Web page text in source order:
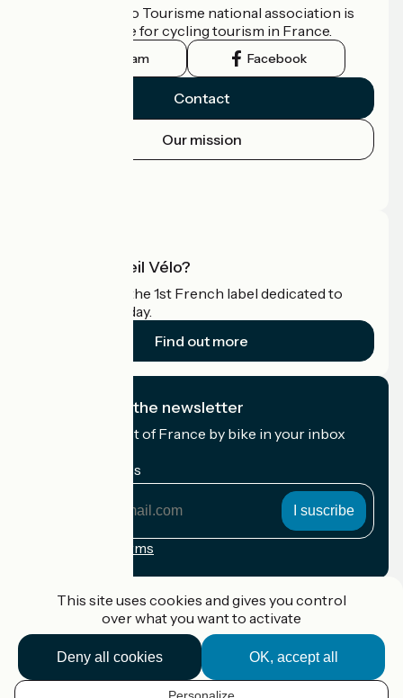
The France Vélo Tourisme national association is
the official guide for cycling tourism in France.
Instagram Facebook
Contact
Our mission
What is Accueil Vélo?
Accueil Vélo is the 1st French label dedicated to
cyclists on holiday.
Find out more
I subscribe to the newsletter
Receive the best of France by bike in your inbox
My email address
Registration terms
Accueil Vélo Pro
Contact
This site uses cookies and gives you control
over what you want to activate
OK, accept all
Deny all cookies